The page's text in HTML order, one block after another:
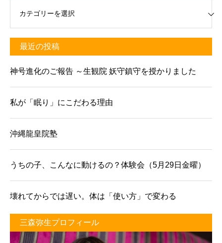
最近の投稿
神号進化のご報告 ～生観院 妖守鎮守を授かりました
私が「眠り」にこだわる理由
沖縄龍皇院塾
うちの子、こんなに動けるの？体験会（5月29日金曜）
壊れてからでは遅い。体は「使い方」で変わる
三森弥生プロフィール